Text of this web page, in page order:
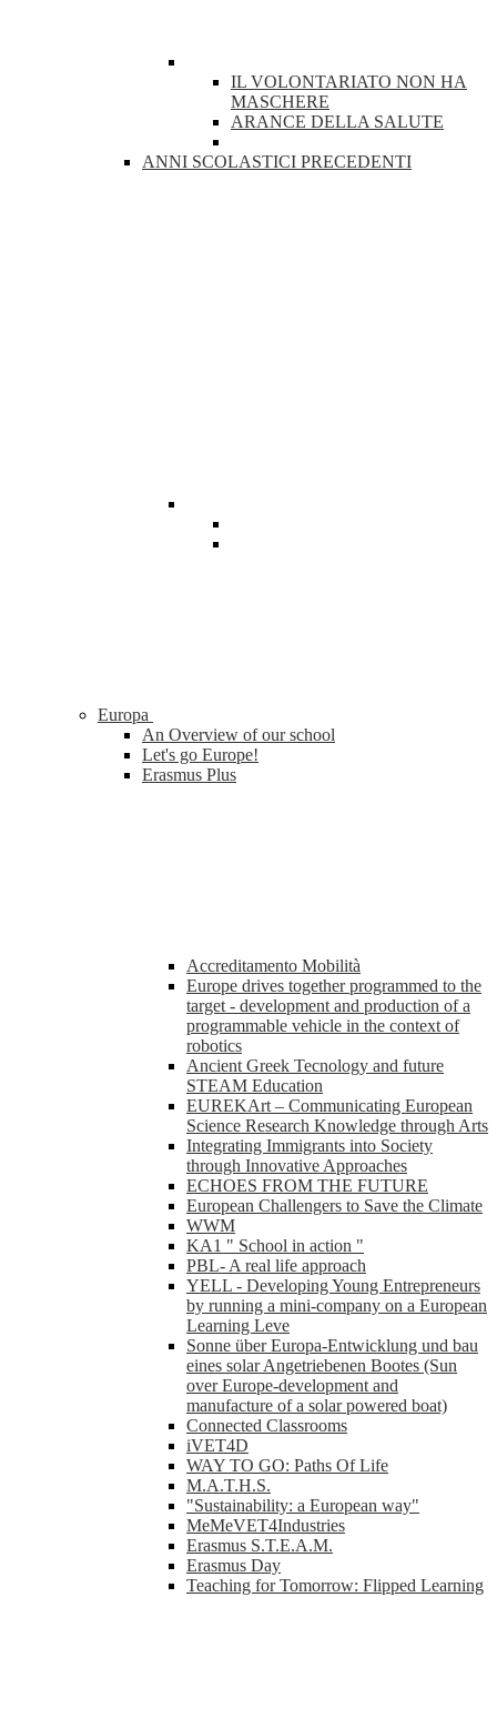
IL VOLONTARIATO NON HA
MASCHERE
ARANCE DELLA SALUTE
ANNI SCOLASTICI PRECEDENTI
Europa
An Overview of our school
Let's go Europe!
Erasmus Plus
Accreditamento Mobilità
Europe drives together programmed to the
target - development and production of a
programmable vehicle in the context of
robotics
Ancient Greek Tecnology and future
STEAM Education
EUREKArt – Communicating European
Science Research Knowledge through Arts
Integrating Immigrants into Society
through Innovative Approaches
ECHOES FROM THE FUTURE
European Challengers to Save the Climate
WWM
KA1 " School in action "
PBL- A real life approach
YELL - Developing Young Entrepreneurs
by running a mini-company on a European
Learning Leve
Sonne über Europa-Entwicklung und bau
eines solar Angetriebenen Bootes (Sun
over Europe-development and
manufacture of a solar powered boat)
Connected Classrooms
iVET4D
WAY TO GO: Paths Of Life
M.A.T.H.S.
"Sustainability: a European way"
MeMeVET4Industries
Erasmus S.T.E.A.M.
Erasmus Day
Teaching for Tomorrow: Flipped Learning